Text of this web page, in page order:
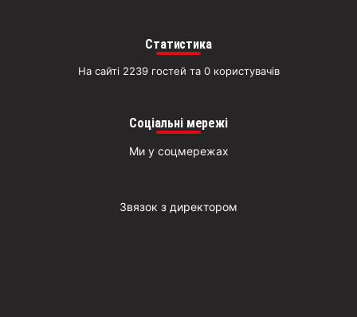
Статистика
На сайті 2239 гостей та 0 користувачів
Соціальні мережі
Ми у соцмережах
Звязок з директором